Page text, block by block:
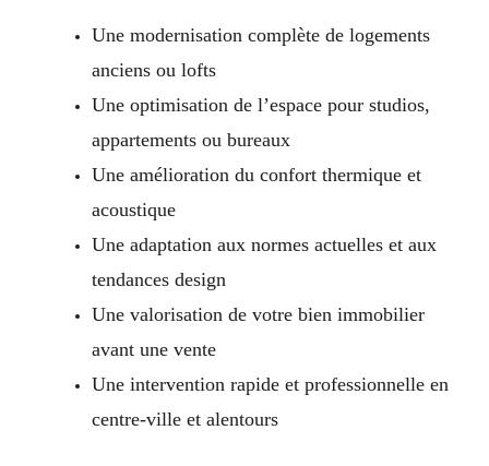
Une modernisation complète de logements
anciens ou lofts
Une optimisation de l’espace pour studios,
appartements ou bureaux
Une amélioration du confort thermique et
acoustique
Une adaptation aux normes actuelles et aux
tendances design
Une valorisation de votre bien immobilier
avant une vente
Une intervention rapide et professionnelle en
centre-ville et alentours